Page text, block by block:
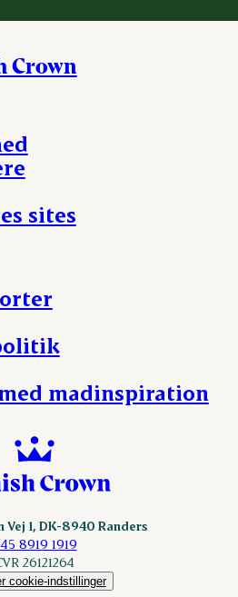
Crown
sites
madinspiration
Vej 1, DK-8940 Randers
8919 1919
26121264
cookie-indstillinger